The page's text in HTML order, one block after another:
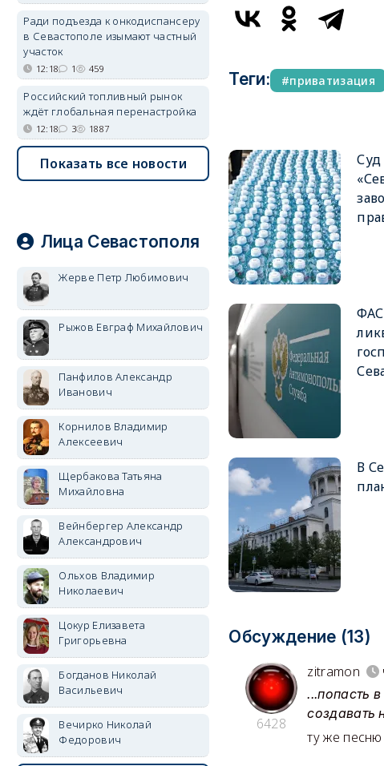
Теги: приватизация
Суд
ФАС
В
Обсуждение (13)
6428
zitramon
...попасть
создавать
ту же
Ради подъезда к онкодиспансеру
в Севастополе изымают частный
участок
12:18 1 459
Российский топливный рынок
ждёт глобальная перенастройка
12:18 3 1887
Показать все новости
Лица Севастополя
Жерве Петр Любимович
Рыжов Евграф Михайлович
Панфилов Александр
Иванович
Корнилов Владимир
Алексеевич
Щербакова Татьяна
Михайловна
Вейнбергер Александр
Александрович
Ольхов Владимир
Николаевич
Цокур Елизавета
Григорьевна
Богданов Николай
Васильевич
Вечирко Николай
Федорович